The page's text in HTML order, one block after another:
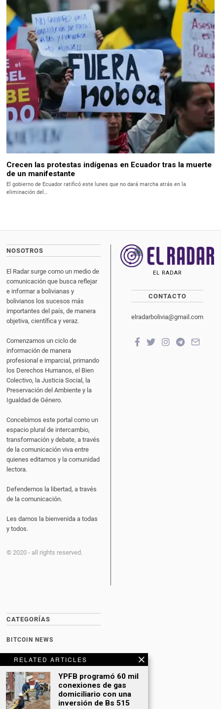
RELATED ARTICLES
YPFB programó 60 mil
conexiones de gas
domiciliario con una
inversión de Bs 515
Crecen las protestas indígenas en Ecuador tras la muerte
de un manifestante
El gobierno de Ecuador ratificó este lunes que no dará marcha atrás en la
eliminación del…
NOSOTROS
El Radar surge como un medio de
comunicación que busca reflejar
e informar a bolivianas y
bolivianos los sucesos más
importantes del país, de manera
objetiva, científica y veraz.
Comenzamos un ciclo de
información de manera
profesional e imparcial, primando
los Derechos Humanos, el Bien
Colectivo, la Justicia Social, la
Preservación del Ambiente y la
Igualdad de Género.
Concebimos este portal como un
espacio plural de intercambio,
transformación y debate, a través
de la comunicación viva entre
quienes editamos y la comunidad
lectora.
Defendemos la libertad, a través
de la comunicación.
Les damos la bienvenida a todas
y todos.
© 2020 - all rights reserved.
EL RADAR
CONTACTO
elradarbolivia@gmail.com
CATEGORÍAS
BITCOIN NEWS
CULTURA
DATING
DEPORTES
ECONOMÍA